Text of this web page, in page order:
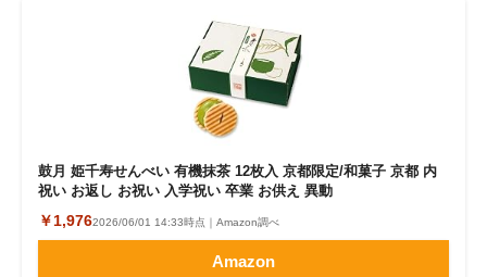
鼓月 姫千寿せんべい 有機抹茶 12枚入 京都限定/和菓子 京都 内
祝い お返し お祝い 入学祝い 卒業 お供え 異動
￥1,9762026/06/01 14:33時点｜Amazon調べ
Amazon